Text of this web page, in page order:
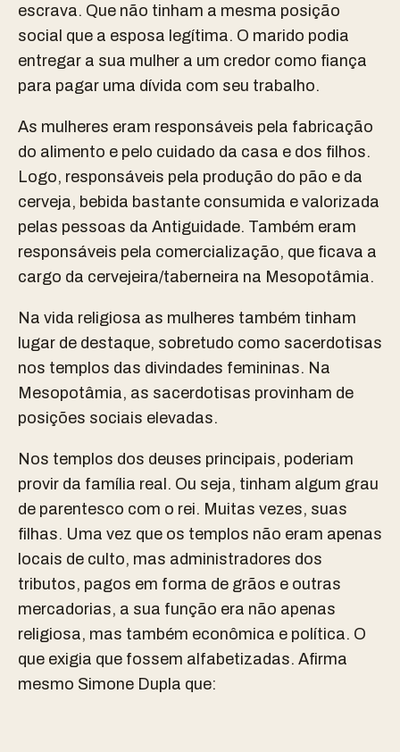
escrava. Que não tinham a mesma posição
social que a esposa legítima. O marido podia
entregar a sua mulher a um credor como fiança
para pagar uma dívida com seu trabalho.
As mulheres eram responsáveis pela fabricação
do alimento e pelo cuidado da casa e dos filhos.
Logo, responsáveis pela produção do pão e da
cerveja, bebida bastante consumida e valorizada
pelas pessoas da Antiguidade. Também eram
responsáveis pela comercialização, que ficava a
cargo da cervejeira/taberneira na Mesopotâmia.
Na vida religiosa as mulheres também tinham
lugar de destaque, sobretudo como sacerdotisas
nos templos das divindades femininas. Na
Mesopotâmia, as sacerdotisas provinham de
posições sociais elevadas.
Nos templos dos deuses principais, poderiam
provir da família real. Ou seja, tinham algum grau
de parentesco com o rei. Muitas vezes, suas
filhas. Uma vez que os templos não eram apenas
locais de culto, mas administradores dos
tributos, pagos em forma de grãos e outras
mercadorias, a sua função era não apenas
religiosa, mas também econômica e política. O
que exigia que fossem alfabetizadas. Afirma
mesmo Simone Dupla que: